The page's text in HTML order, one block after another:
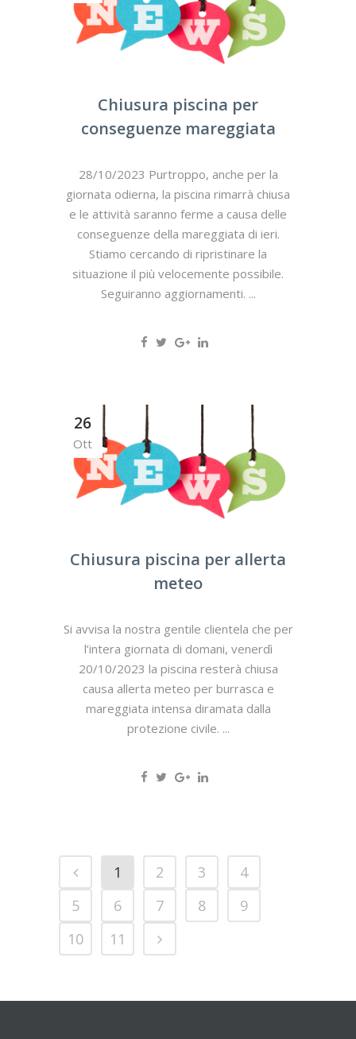
Chiusura piscina per
conseguenze mareggiata
28/10/2023 Purtroppo, anche per la
giornata odierna, la piscina rimarrà chiusa
e le attività saranno ferme a causa delle
conseguenze della mareggiata di ieri.
Stiamo cercando di ripristinare la
situazione il più velocemente possibile.
Seguiranno aggiornamenti. ...
26
Ott
Chiusura piscina per allerta
meteo
Si avvisa la nostra gentile clientela che per
l’intera giornata di domani, venerdì
20/10/2023 la piscina resterà chiusa
causa allerta meteo per burrasca e
mareggiata intensa diramata dalla
protezione civile. ...
1 2 3
4
5
6 7 8
9
10
11